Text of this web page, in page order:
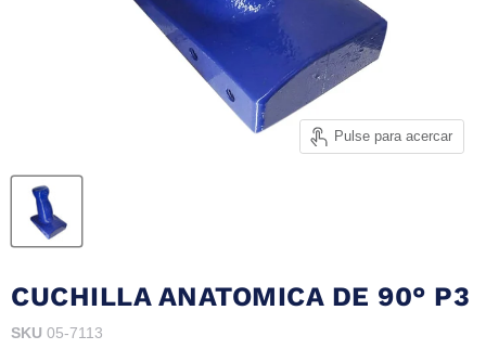
Pulse para acercar
CUCHILLA ANATOMICA DE 90° P3
SKU 05-7113